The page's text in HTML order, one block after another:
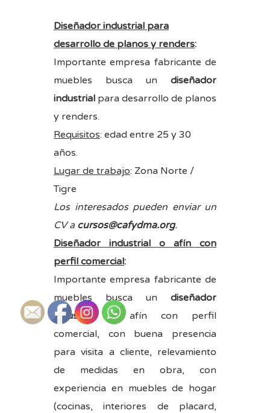
Diseñador industrial para
desarrollo de planos y renders:
Importante empresa fabricante de
muebles busca un diseñador
industrial para desarrollo de planos
y renders.
Requisitos: edad entre 25 y 30
años.
Lugar de trabajo: Zona Norte /
Tigre
Los interesados pueden enviar un
CV a cursos@cafydma.org.
Diseñador industrial o afín con
perfil comercial:
Importante empresa fabricante de
muebles busca un diseñador
industrial o afín con perfil
comercial, con buena presencia
para visita a cliente, relevamiento
de medidas en obra, con
experiencia en muebles de hogar
(cocinas, interiores de placard,